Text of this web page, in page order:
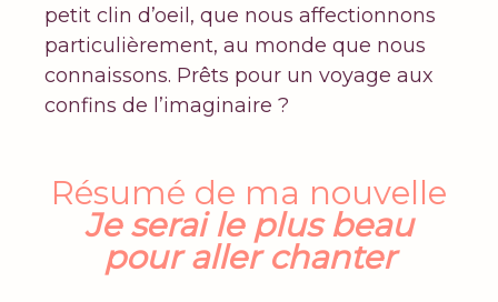
petit clin d’oeil, que nous affectionnons
particulièrement, au monde que nous
connaissons. Prêts pour un voyage aux
confins de l’imaginaire ?
Résumé de ma nouvelle
Je serai le plus beau
pour aller chanter